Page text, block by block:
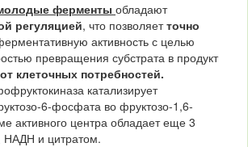
ферменты обладают
регуляцией, что позволяетточно
активность с целью
превращения субстрата в продукт
клеточных потребностей.
катализирует
6-фосфата во фруктозо-1,6-
активного центра обладает еще 3
и цитратом.